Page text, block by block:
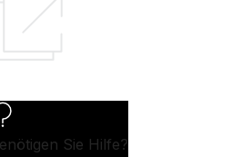
Sie Hilfe?